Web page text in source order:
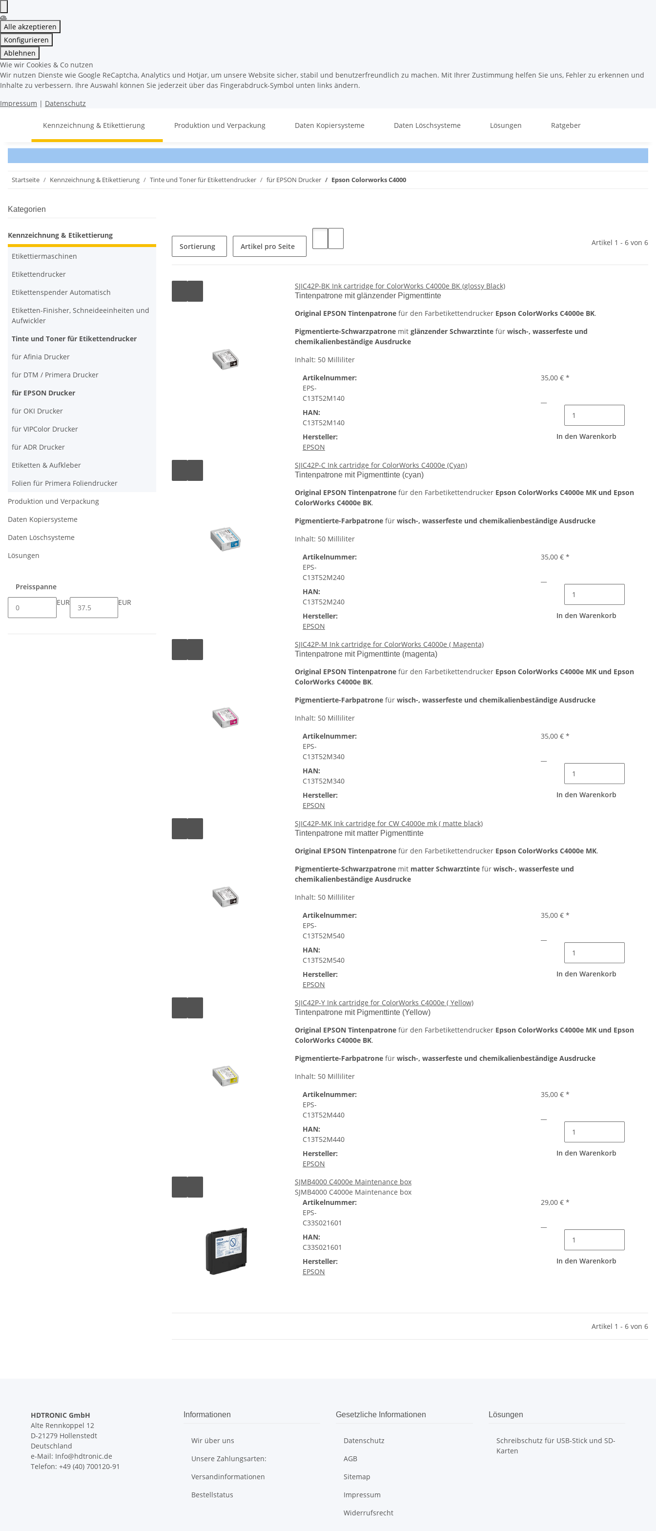
Alle akzeptieren
Konfigurieren
Ablehnen
Wie wir Cookies & Co nutzen
Wir nutzen Dienste wie Google ReCaptcha, Analytics und Hotjar, um unsere Website sicher, stabil und benutzerfreundlich zu machen. Mit Ihrer Zustimmung helfen Sie uns, Fehler zu erkennen und
Inhalte zu verbessern. Ihre Auswahl können Sie jederzeit über das Fingerabdruck-Symbol unten links ändern.
Impressum | Datenschutz
Kennzeichnung & Etikettierung Produktion und Verpackung Daten Kopiersysteme Daten Löschsysteme Lösungen Ratgeber
Startseite Kennzeichnung & Etikettierung Tinte und Toner für Etikettendrucker für EPSON Drucker Epson Colorworks C4000
Sortierung Artikel pro Seite Artikel 1 - 6 von 6
SJIC42P-BK Ink cartridge for ColorWorks C4000e BK (glossy Black)
Tintenpatrone mit glänzender Pigmenttinte
Original EPSON Tintenpatrone für den Farbetikettendrucker Epson ColorWorks C4000e BK.
Pigmentierte-Schwarzpatrone mit glänzender Schwarztinte für wisch-, wasserfeste und
chemikalienbeständige Ausdrucke
Inhalt: 50 Milliliter
Artikelnummer:
EPS-
C13T52M140
HAN:
C13T52M140
Hersteller:
EPSON
35,00 € *
In den Warenkorb
SJIC42P-C Ink cartridge for ColorWorks C4000e (Cyan)
Tintenpatrone mit Pigmenttinte (cyan)
Original EPSON Tintenpatrone für den Farbetikettendrucker Epson ColorWorks C4000e MK und Epson
ColorWorks C4000e BK.
Pigmentierte-Farbpatrone für wisch-, wasserfeste und chemikalienbeständige Ausdrucke
Inhalt: 50 Milliliter
Artikelnummer:
EPS-
C13T52M240
HAN:
C13T52M240
Hersteller:
EPSON
35,00 € *
In den Warenkorb
SJIC42P-M Ink cartridge for ColorWorks C4000e ( Magenta)
Tintenpatrone mit Pigmenttinte (magenta)
Original EPSON Tintenpatrone für den Farbetikettendrucker Epson ColorWorks C4000e MK und Epson
ColorWorks C4000e BK.
Pigmentierte-Farbpatrone für wisch-, wasserfeste und chemikalienbeständige Ausdrucke
Inhalt: 50 Milliliter
Artikelnummer:
EPS-
C13T52M340
HAN:
C13T52M340
Hersteller:
EPSON
35,00 € *
In den Warenkorb
SJIC42P-MK Ink cartridge for CW C4000e mk ( matte black)
Tintenpatrone mit matter Pigmenttinte
Original EPSON Tintenpatrone für den Farbetikettendrucker Epson ColorWorks C4000e MK.
Pigmentierte-Schwarzpatrone mit matter Schwarztinte für wisch-, wasserfeste und
chemikalienbeständige Ausdrucke
Inhalt: 50 Milliliter
Artikelnummer:
EPS-
C13T52M540
HAN:
C13T52M540
Hersteller:
EPSON
35,00 € *
In den Warenkorb
SJIC42P-Y Ink cartridge for ColorWorks C4000e ( Yellow)
Tintenpatrone mit Pigmenttinte (Yellow)
Original EPSON Tintenpatrone für den Farbetikettendrucker Epson ColorWorks C4000e MK und Epson
ColorWorks C4000e BK.
Pigmentierte-Farbpatrone für wisch-, wasserfeste und chemikalienbeständige Ausdrucke
Inhalt: 50 Milliliter
Artikelnummer:
EPS-
C13T52M440
HAN:
C13T52M440
Hersteller:
EPSON
35,00 € *
In den Warenkorb
SJMB4000 C4000e Maintenance box
SJMB4000 C4000e Maintenance box
Artikelnummer:
EPS-
C33S021601
HAN:
C33S021601
Hersteller:
EPSON
29,00 € *
In den Warenkorb
Artikel 1 - 6 von 6
Kategorien
Kennzeichnung & Etikettierung
Etikettiermaschinen
Etikettendrucker
Etikettenspender Automatisch
Etiketten-Finisher, Schneideeinheiten und
Aufwickler
Tinte und Toner für Etikettendrucker
für Afinia Drucker
für DTM / Primera Drucker
für EPSON Drucker
für OKI Drucker
für VIPColor Drucker
für ADR Drucker
Etiketten & Aufkleber
Folien für Primera Foliendrucker
Produktion und Verpackung
Daten Kopiersysteme
Daten Löschsysteme
Lösungen
Preisspanne
EUR
EUR
HDTRONIC GmbH
Alte Rennkoppel 12
D-21279 Hollenstedt
Deutschland
e-Mail: Info@hdtronic.de
Telefon: +49 (40) 700120-91
Informationen
Wir über uns
Unsere Zahlungsarten:
Versandinformationen
Bestellstatus
Gesetzliche Informationen
Datenschutz
AGB
Sitemap
Impressum
Widerrufsrecht
Lösungen
Schreibschutz für USB-Stick und SD-
Karten